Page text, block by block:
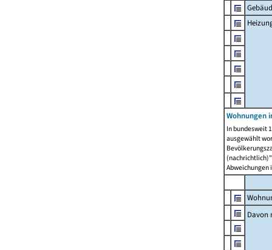
Wohnungen
In bundesweit
ausgewählt
Abweichungen
Davon